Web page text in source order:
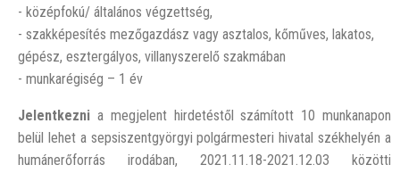
- középfokú/ általános végzettség,
- szakképesítés mezőgazdász vagy asztalos, kőműves, lakatos,
gépész, esztergályos, villanyszerelő szakmában
- munkarégiség – 1 év
Jelentkezni a megjelent hirdetéstől számított 10 munkanapon
belül lehet a sepsiszentgyörgyi polgármesteri hivatal székhelyén a
humánerőforrás irodában, 2021.11.18-2021.12.03 közötti